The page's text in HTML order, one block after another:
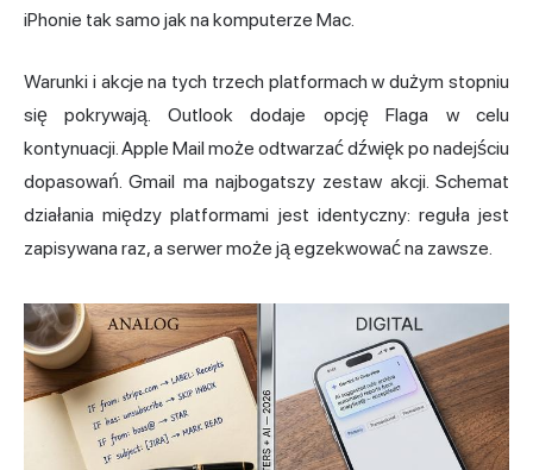
iPhonie tak samo jak na komputerze Mac.
Warunki i akcje na tych trzech platformach w dużym stopniu
się pokrywają. Outlook dodaje opcję Flaga w celu
kontynuacji. Apple Mail może odtwarzać dźwięk po nadejściu
dopasowań. Gmail ma najbogatszy zestaw akcji. Schemat
działania między platformami jest identyczny: reguła jest
zapisywana raz, a serwer może ją egzekwować na zawsze.